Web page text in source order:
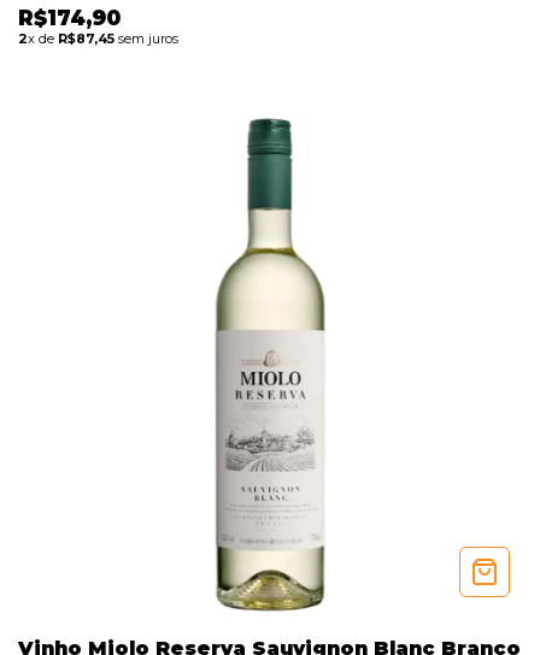
R$174,90
2x de R$87,45 sem juros
Vinho Miolo Reserva Sauvignon Blanc Branco